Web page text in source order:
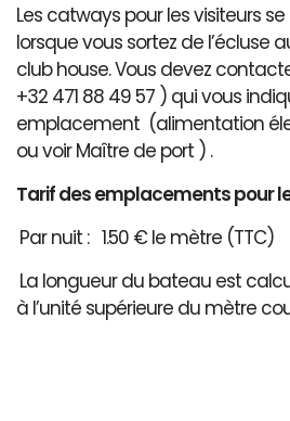
Les catways pour les visiteurs
lorsque vous sortez de l’écluse
club house. Vous devez
+32 471 88 49 57 ) qui vous
emplacement (alimentation
ou voir Maître de port ) .
Tarif des emplacements pour
Par nuit : 1.50 € le mètre (TTC)
La longueur du bateau est
à l’unité supérieure du mètre